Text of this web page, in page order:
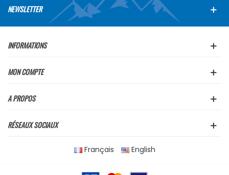
NEWSLETTER
INFORMATIONS
MON COMPTE
A PROPOS
RÉSEAUX SOCIAUX
Français English